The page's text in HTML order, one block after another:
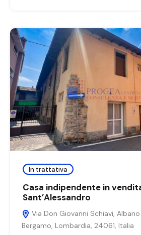
In trattativa
Casa indipendente in
Sant’Alessandro
Via Don Giovanni Schiavi,
Bergamo, Lombardia, 24061, Italia